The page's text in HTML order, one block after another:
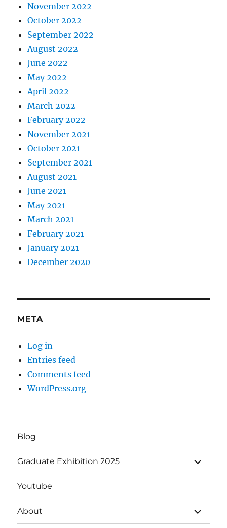
November 2022
October 2022
September 2022
August 2022
June 2022
May 2022
April 2022
March 2022
February 2022
November 2021
October 2021
September 2021
August 2021
June 2021
May 2021
March 2021
February 2021
January 2021
December 2020
META
Log in
Entries feed
Comments feed
WordPress.org
Blog
Graduate Exhibition 2025
expand
child
menu
Youtube
About
expand
child
menu